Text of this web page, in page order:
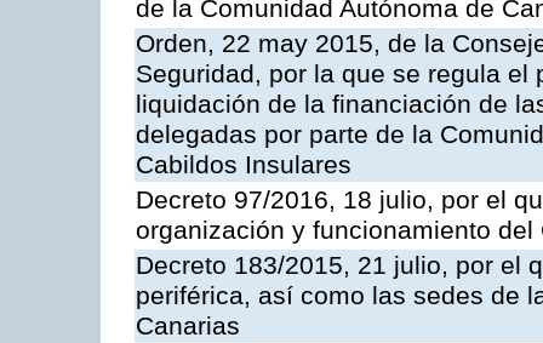
de la Comunidad Autónoma de
Orden, 22 may 2015, de la
Seguridad, por la que se regula
liquidación de la financiación de
delegadas por parte de la
Cabildos Insulares
Decreto 97/2016, 18 julio, por el
organización y funcionamiento
Decreto 183/2015, 21 julio, por el
periférica, así como las sedes de
Canarias